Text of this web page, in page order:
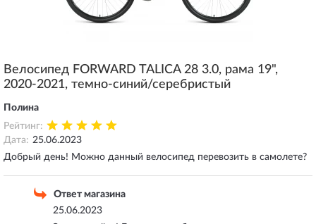
Велосипед FORWARD TALICA 28 3.0, рама 19",
2020-2021, темно-синий/серебристый
Полина
Рейтинг:
Дата: 25.06.2023
Добрый день! Можно данный велосипед перевозить в самолете?
Ответ магазина
25.06.2023